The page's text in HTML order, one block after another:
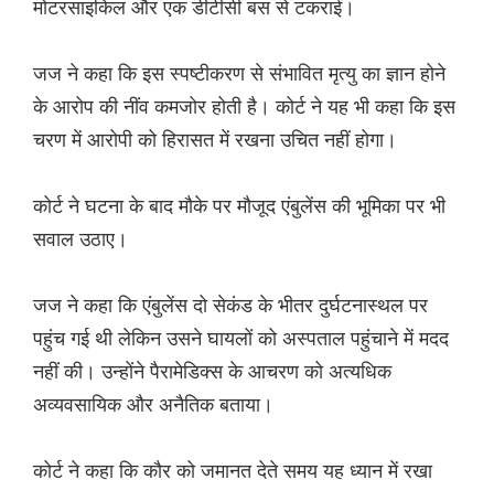
मोटरसाइकिल और एक डीटीसी बस से टकराई।
जज ने कहा कि इस स्पष्टीकरण से संभावित मृत्यु का ज्ञान होने
के आरोप की नींव कमजोर होती है। कोर्ट ने यह भी कहा कि इस
चरण में आरोपी को हिरासत में रखना उचित नहीं होगा।
कोर्ट ने घटना के बाद मौके पर मौजूद एंबुलेंस की भूमिका पर भी
सवाल उठाए।
जज ने कहा कि एंबुलेंस दो सेकंड के भीतर दुर्घटनास्थल पर
पहुंच गई थी लेकिन उसने घायलों को अस्पताल पहुंचाने में मदद
नहीं की। उन्होंने पैरामेडिक्स के आचरण को अत्यधिक
अव्यवसायिक और अनैतिक बताया।
कोर्ट ने कहा कि कौर को जमानत देते समय यह ध्यान में रखा